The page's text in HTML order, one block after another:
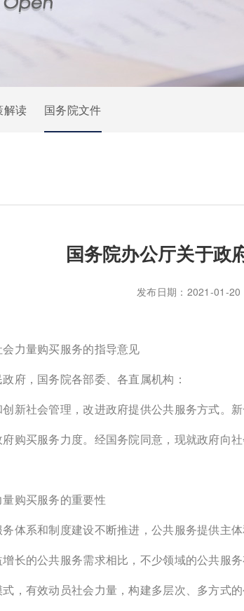
解读 国务院文件
国务院办公厅关于政
发布日期：2021-01-
力量购买服务的指导意见
府，国务院各部委、各直属机构：
新社会管理，改进政府提供公共服务方式。
购买服务力度。经国务院同意，现就政府向
购买服务的重要性
体系和制度建设不断推进，公共服务提供主
长的公共服务需求相比，不少领域的公共服
，有效动员社会力量，构建多层次、多方式